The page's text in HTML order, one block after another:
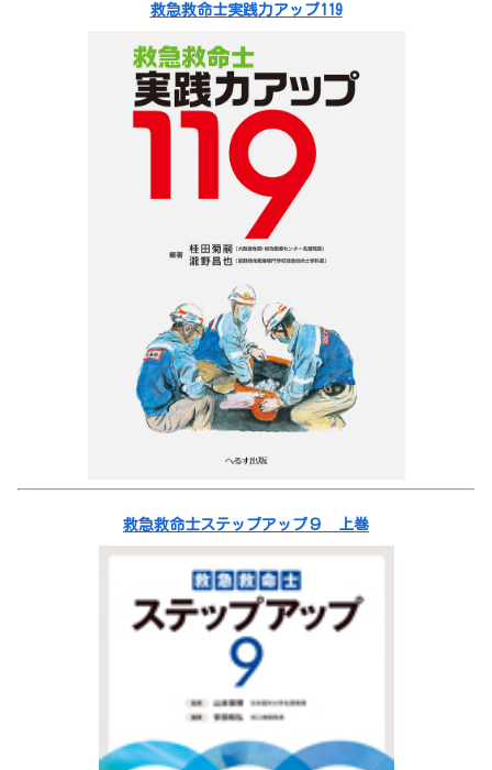
救急救命士実践力アップ119
救急救命士ステップアップ９ 上巻